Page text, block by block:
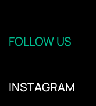
FOLLOW US
INSTAGRAM